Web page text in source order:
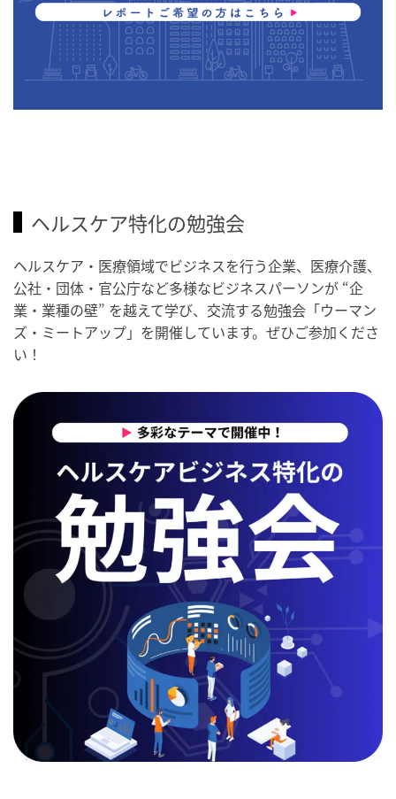
ヘルスケア特化の勉強会
ヘルスケア・医療領域でビジネスを行う企業、医療介護、
公社・団体・官公庁など多様なビジネスパーソンが “企
業・業種の壁” を越えて学び、交流する勉強会「ウーマン
ズ・ミートアップ」を開催しています。ぜひご参加くださ
い！